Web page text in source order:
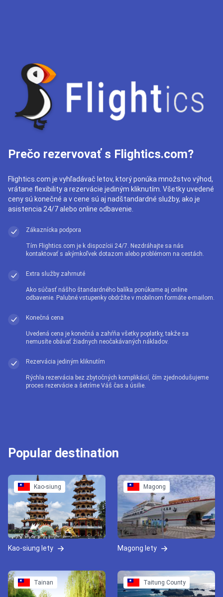
Prečo rezervovať s Flightics.com?
Flightics.com je vyhľadávač letov, ktorý ponúka množstvo výhod,
vrátane flexibility a rezervácie jediným kliknutím. Všetky uvedené
ceny sú konečné a v cene sú aj nadštandardné služby, ako je
asistencia 24/7 alebo online odbavenie.
Zákaznícka podpora
Tím Flightics.com je k dispozícii 24/7. Nezdráhajte sa nás
kontaktovať s akýmkoľvek dotazom alebo problémom na cestách.
Extra služby zahrnuté
Ako súčasť nášho štandardného balíka ponúkame aj online
odbavenie. Palubné vstupenky obdržíte v mobilnom formáte e-mailom.
Konečná cena
Uvedená cena je konečná a zahŕňa všetky poplatky, takže sa
nemusíte obávať žiadnych neočakávaných nákladov.
Rezervácia jediným kliknutím
Rýchla rezervácia bez zbytočných komplikácií, čím zjednodušujeme
proces rezervácie a šetríme Váš čas a úsilie.
Popular destination
Kao-siung
Kao-siung lety
Magong
Magong lety
Tainan Taitung County